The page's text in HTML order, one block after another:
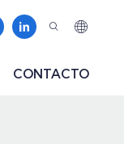
CONTACTO